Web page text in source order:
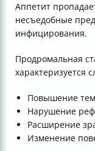
Аппетит
несъедобные
инфицирования.
Продромальная
характеризуется
Повышение
Нарушение
Расширение
Изменение